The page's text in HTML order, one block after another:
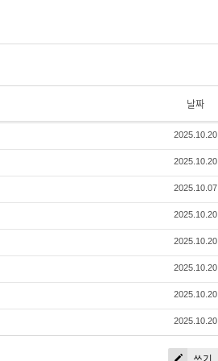
날짜
2025.10.20
2025.10.20
2025.10.07
2025.10.20
2025.10.20
2025.10.20
2025.10.20
2025.10.20
쓰기